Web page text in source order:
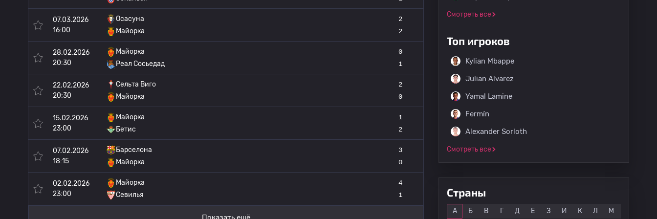
07.03.2026
16:00
Осасуна
Майорка
2
2
28.02.2026
20:30
Майорка
Реал Сосьедад
0
1
22.02.2026
20:30
Сельта Виго
Майорка
2
0
15.02.2026
23:00
Майорка
Бетис
1
2
07.02.2026
18:15
Барселона
Майорка
3
0
02.02.2026
23:00
Майорка
Севилья
4
1
Смотреть все
Топ игроков
Kylian Mbappe
Julian Alvarez
Yamal Lamine
Fermín
Alexander Sorloth
Смотреть все
Страны
А Б В Г Д Е З И К Л М